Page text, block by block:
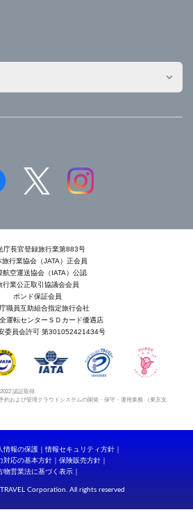
庁長官登録旅行業第883号
旅行業協会（JATA）正会員
航空運送協会（IATA）公認
行業公正取引協議会会員
ボンド保証会員
職員互助組合指定旅行会社
運転センターＳＤカード優遇店
委員会許可 第301052421434号
認証取得
約および管理クラウドシステムの開発・保守・運用業務 （東京支
情報の保護
情報セキュリティ方針
対応の基本方針
保険販売方針
物営業法に基づく表示
Corporation. All rights reserved